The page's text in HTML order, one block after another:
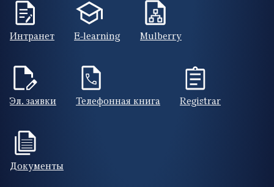
Интранет E-learning Mulberry
Эл. заявки Телефонная книга Registrar
Документы